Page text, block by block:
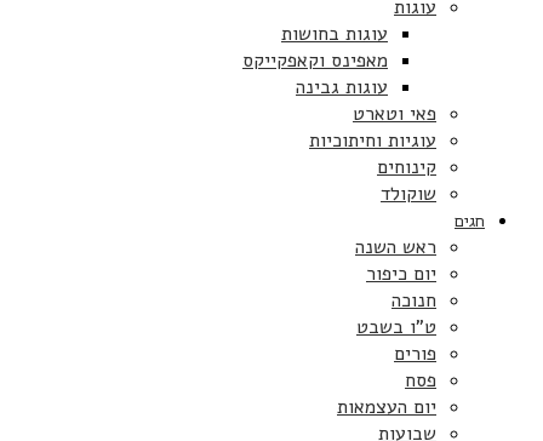
עוגות
עוגות בחושות
מאפינס וקאפקייקס
עוגות גבינה
פאי וטארט
עוגיות וחיתוכיות
קינוחים
שוקולד
חגים
ראש השנה
יום כיפור
חנוכה
ט”ו בשבט
פורים
פסח
יום העצמאות
שבועות